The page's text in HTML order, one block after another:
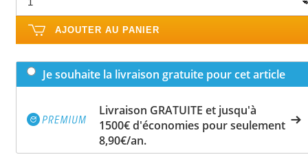
AJOUTER AU PANIER
Je souhaite la livraison gratuite pour cet article
Livraison GRATUITE et jusqu'à
1500€ d'économies pour seulement
8,90€/an.